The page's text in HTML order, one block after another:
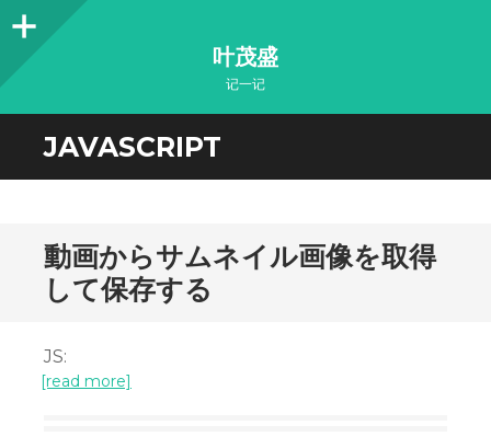
Sidebar
叶茂盛
记一记
JAVASCRIPT
動画からサムネイル画像を取得
して保存する
JS:
[read more]